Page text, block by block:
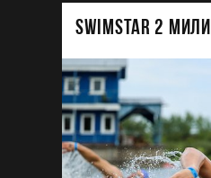
SWIMSTAR 2 МИЛИ